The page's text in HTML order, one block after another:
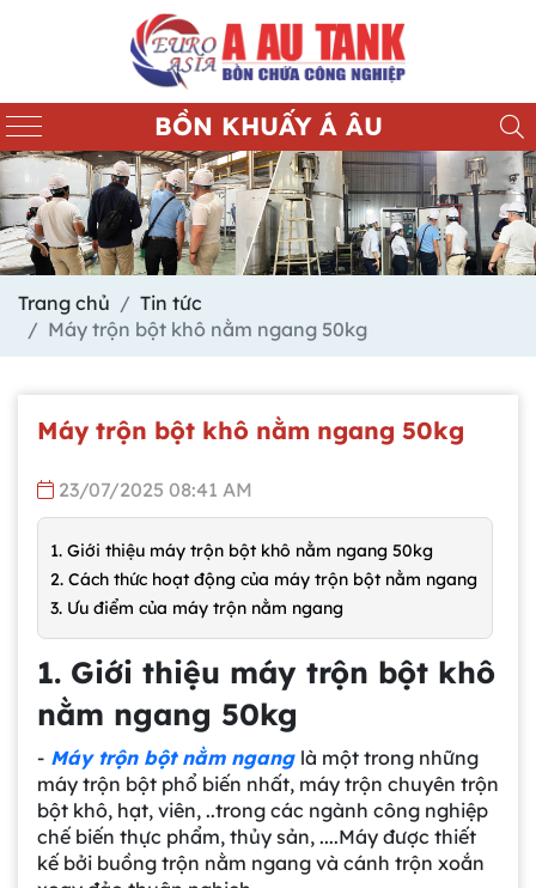
BỒN KHUẤY Á ÂU
Trang chủ
Tin tức
Máy trộn bột khô nằm ngang 50kg
Máy trộn bột khô nằm ngang 50kg
23/07/2025 08:41 AM
1. Giới thiệu máy trộn bột khô nằm ngang 50kg
2. Cách thức hoạt động của máy trộn bột nằm ngang
3. Ưu điểm của máy trộn nằm ngang
1. Giới thiệu máy trộn bột khô
nằm ngang 50kg
- Máy trộn bột nằm ngang là một trong những
máy trộn bột phổ biến nhất, máy trộn chuyên trộn
bột khô, hạt, viên, ..trong các ngành công nghiệp
chế biến thực phẩm, thủy sản, ....Máy được thiết
kế bởi buồng trộn nằm ngang và cánh trộn xoắn